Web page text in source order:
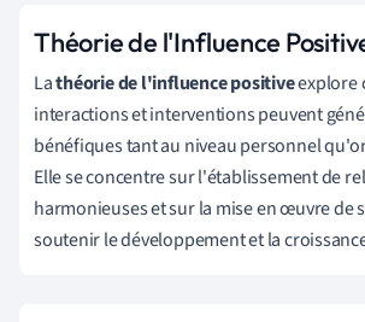
Théorie de l'Influence
Lathéorie de l'influence positiveexplore
interactions et interventions peuvent
bénéfiques tant au niveau personnel
Elle se concentre sur l'établissement de
harmonieuses et sur la mise en œuvre de
soutenir le développement et la